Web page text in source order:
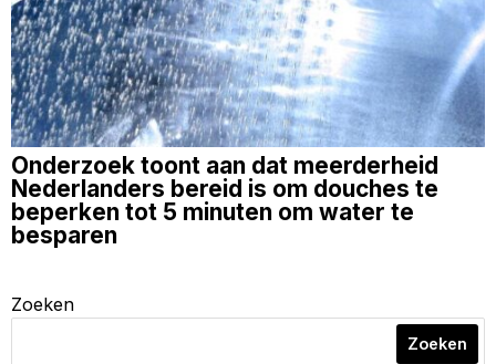
Onderzoek toont aan dat meerderheid
Nederlanders bereid is om douches te
beperken tot 5 minuten om water te
besparen
Zoeken
Zoeken